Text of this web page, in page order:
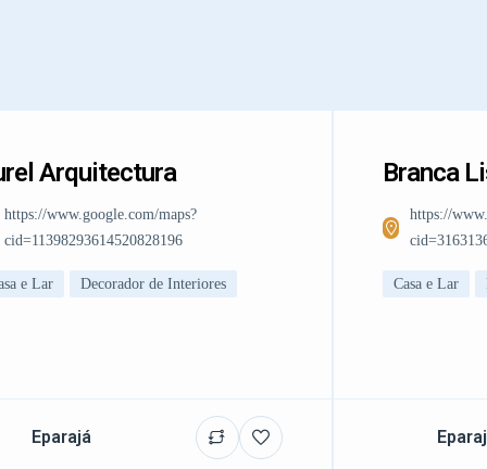
Arquitectura
https://www.google.com/maps?
cid=11398293614520828196
e Lar Decorador de Interiores
Eparajá
Branca
https://
Casa e Lar